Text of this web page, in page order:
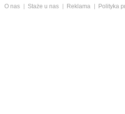
O nas Staże u nas Reklama
Polityka